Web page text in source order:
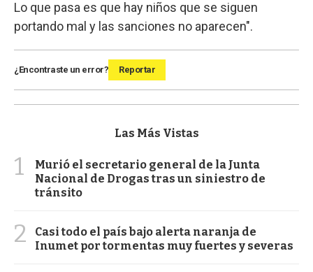
Lo que pasa es que hay niños que se siguen
portando mal y las sanciones no aparecen".
¿Encontraste un error? Reportar
Las Más Vistas
1
Murió el secretario general de la Junta
Nacional de Drogas tras un siniestro de
tránsito
2
Casi todo el país bajo alerta naranja de
Inumet por tormentas muy fuertes y severas